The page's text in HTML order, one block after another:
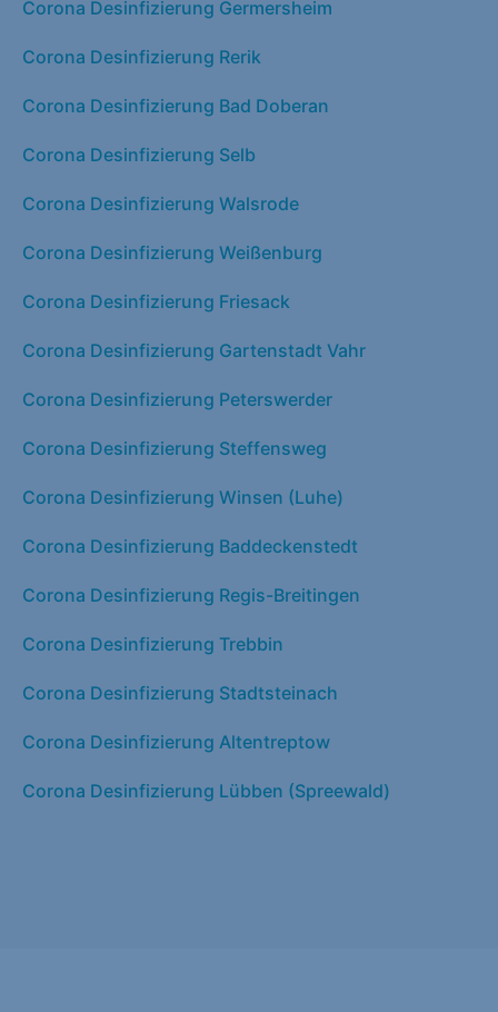
Corona Desinfizierung Germersheim
Corona Desinfizierung Rerik
Corona Desinfizierung Bad Doberan
Corona Desinfizierung Selb
Corona Desinfizierung Walsrode
Corona Desinfizierung Weißenburg
Corona Desinfizierung Friesack
Corona Desinfizierung Gartenstadt Vahr
Corona Desinfizierung Peterswerder
Corona Desinfizierung Steffensweg
Corona Desinfizierung Winsen (Luhe)
Corona Desinfizierung Baddeckenstedt
Corona Desinfizierung Regis-Breitingen
Corona Desinfizierung Trebbin
Corona Desinfizierung Stadtsteinach
Corona Desinfizierung Altentreptow
Corona Desinfizierung Lübben (Spreewald)